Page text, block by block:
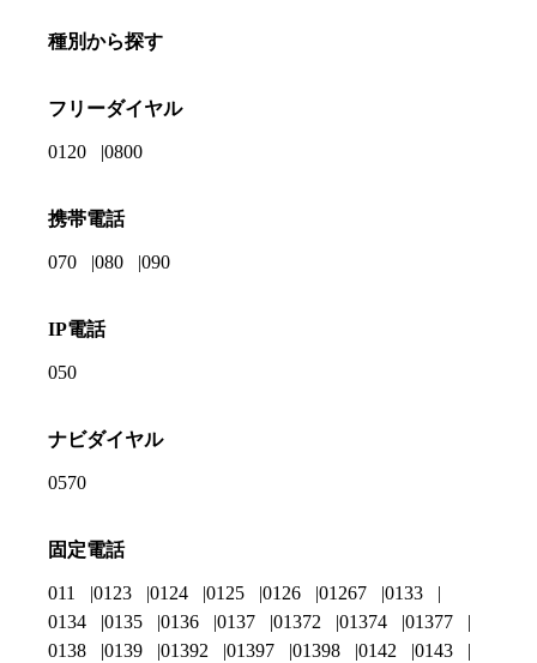
種別から探す
フリーダイヤル
0120 0800
携帯電話
070 080 090
IP電話
050
ナビダイヤル
0570
固定電話
011 0123 0124 0125 0126 01267
0133
0134
0135 0136 0137 01372 01374
01377
0138
0139 01392 01397 01398 0142
0143